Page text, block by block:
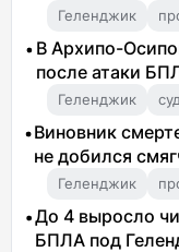
Геленджик
В Архипо-
после атаки
Геленджик суд
Виновник
не добился
Геленджик
До 4 выросло
БПЛА под